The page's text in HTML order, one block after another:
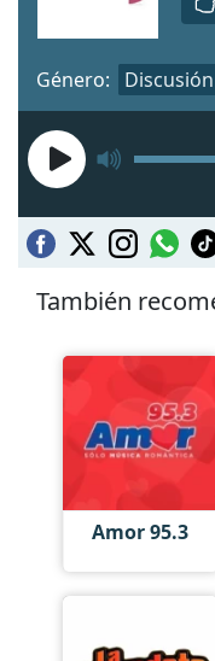
Género: Discusión
También
Amor 95.3